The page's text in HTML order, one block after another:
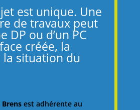
est unique. Une
de travaux peut
DP ou d’un PC
créée, la
situation du
Brensest adhérente au